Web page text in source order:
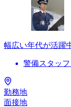
幅広い年代が活躍
警備スタッフ
勤務地
面接地